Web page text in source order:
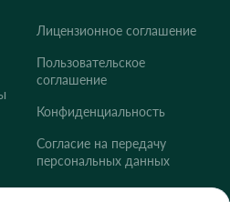
работы Экоразноса и
функций сервиса.
Лицензионное соглашение
Пользовательское
соглашение
Конфиденциальность
Согласие на передачу
персональных данных